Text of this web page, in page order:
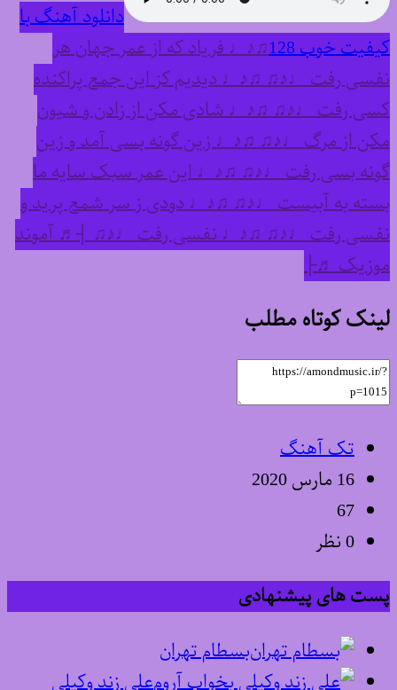
دانلود آهنگ با
کیفیت خوب 128
♫♪♩ فریاد که از عمر جهان هر
نفسی رفت ♩♪♫ ♫♪♩ دیدیم کز این جمع پراکنده
کسی رفت ♩♪♫ ♫♪♩ شادی مکن از زادن و شیون
مکن از مرگ ♩♪♫ ♫♪♩ زین گونه بسی آمد و زین
گونه بسی رفت ♩♪♫ ♫♪♩ این عمر سبک سایه ما
بسته به آبیست ♩♪♫ ♫♪♩ دودی ز سر شمع پرید و
نفسی رفت ♩♪♫ ♫♪♩ نفسی رفت ♩♪♫ ┤♬ آموند
موزیک ♬├
لینک کوتاه مطلب
تک آهنگ
16 مارس 2020
67
0 نظر
پست های پیشنهادی
بسطام تهران
علی زند وکیلی